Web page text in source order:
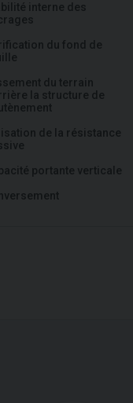
interne des
du fond de
du terrain
la structure de
de la résistance
portante verticale